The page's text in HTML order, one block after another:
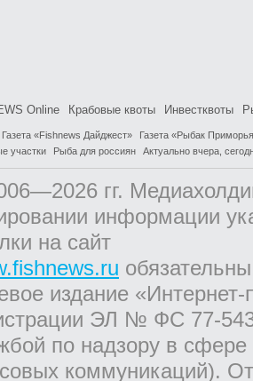
Online Крабовые квоты Инвестквоты
Газета «Fishnews Дайджест»
Газета «Рыбак
участки Рыба для россиян Актуально вчера,
гг.
информации
на сайт
издание
ЭЛ № ФС 77-
по надзору в
коммуникаций).